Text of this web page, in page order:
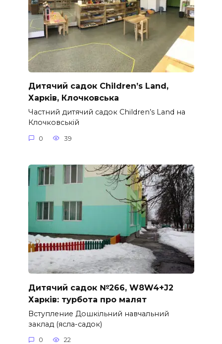
Дитячий садок Children’s Land,
Харків, Клочковська
Частний дитячий садок Children’s Land на
Клочковській
0 39
Дитячий садок №266, W8W4+J2
Харків: турбота про малят
Вступление Дошкільний навчальний
заклад (ясла-садок)
0 22